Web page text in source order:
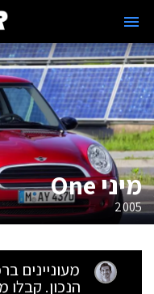
מיני One
2005
מעוניינים
הנכון. קבלו